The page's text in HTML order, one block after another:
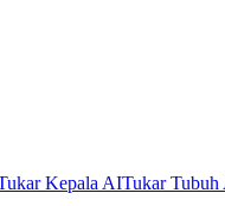
Kepala AITukar Tubuh